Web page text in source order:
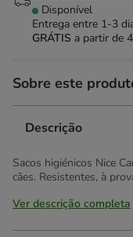
Disponível
Entrega entre 1-3
GRÁTIS a partir de
Sobre este
Descrição
Sacos higiénicos Nice
cães. Resistentes, à
Ver descrição completa